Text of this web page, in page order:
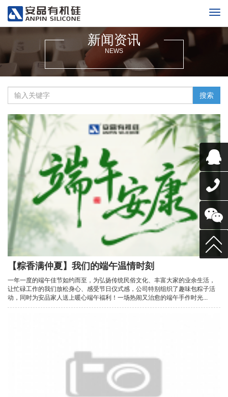
新闻资讯
NEWS
搜索
【粽香满仲夏】我们的端午温情时刻
一年一度的端午佳节如约而至，为弘扬传统民俗文化、丰富大家的业余生活，
让忙碌工作的我们放松身心、感受节日仪式感，公司特别组织了趣味包粽子活
动，同时为安品家人送上暖心端午福利！一场热闹又治愈的端午手作时光...